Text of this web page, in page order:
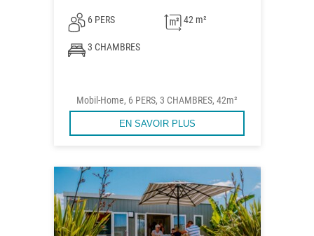
6 PERS 42 m²
3 CHAMBRES
Mobil-Home, 6 PERS, 3 CHAMBRES, 42m²
EN SAVOIR PLUS